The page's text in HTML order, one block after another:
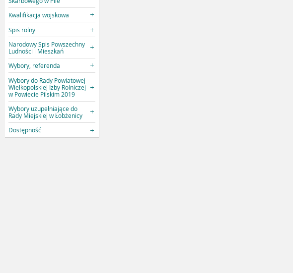
Kwalifikacja wojskowa
Spis rolny
Narodowy Spis Powszechny
Ludności i Mieszkań
Wybory, referenda
Wybory do Rady Powiatowej
Wielkopolskiej Izby Rolniczej
w Powiecie Pilskim 2019
Wybory uzupełniające do
Rady Miejskiej w Łobżenicy
Dostępność